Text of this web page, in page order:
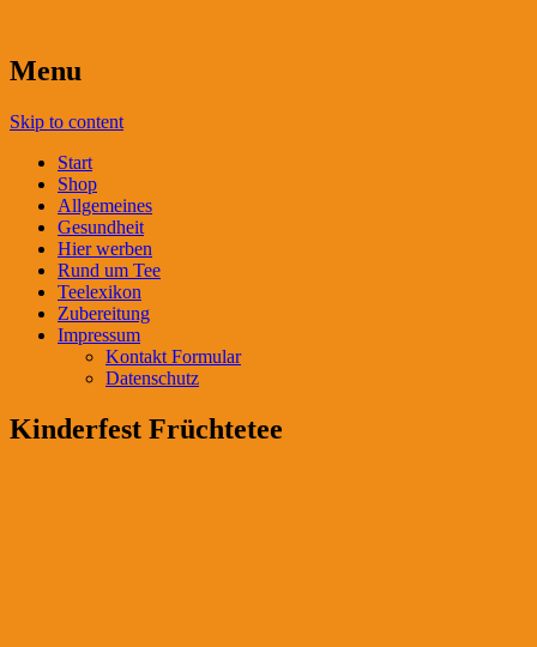
Menu
Skip to content
Start
Shop
Allgemeines
Gesundheit
Hier werben
Rund um Tee
Teelexikon
Zubereitung
Impressum
Kontakt Formular
Datenschutz
Kinderfest Früchtetee